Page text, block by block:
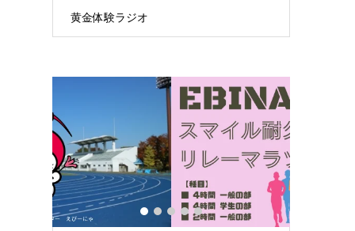
黄金体験ラジオ
1 2 3 4 5